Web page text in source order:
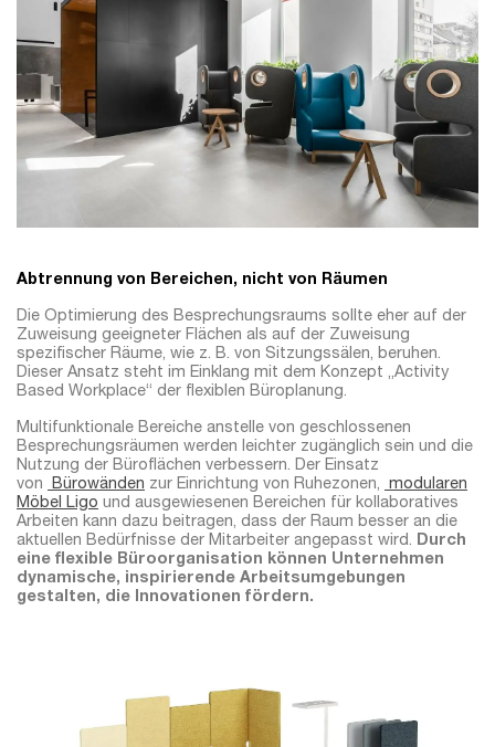
Abtrennung von Bereichen, nicht von Räumen
Die Optimierung des Besprechungsraums sollte eher auf der
Zuweisung geeigneter Flächen als auf der Zuweisung
spezifischer Räume, wie z. B. von Sitzungssälen, beruhen.
Dieser Ansatz steht im Einklang mit dem Konzept „Activity
Based Workplace“ der flexiblen Büroplanung.
Multifunktionale Bereiche anstelle von geschlossenen
Besprechungsräumen werden leichter zugänglich sein und die
Nutzung der Büroflächen verbessern. Der Einsatz
von
Bürowänden zur Einrichtung von Ruhezonen,
modularen
Möbel Ligo und ausgewiesenen Bereichen für kollaboratives
Arbeiten kann dazu beitragen, dass der Raum besser an die
aktuellen Bedürfnisse der Mitarbeiter angepasst wird. Durch
eine flexible Büroorganisation können Unternehmen
dynamische, inspirierende Arbeitsumgebungen
gestalten, die Innovationen fördern.